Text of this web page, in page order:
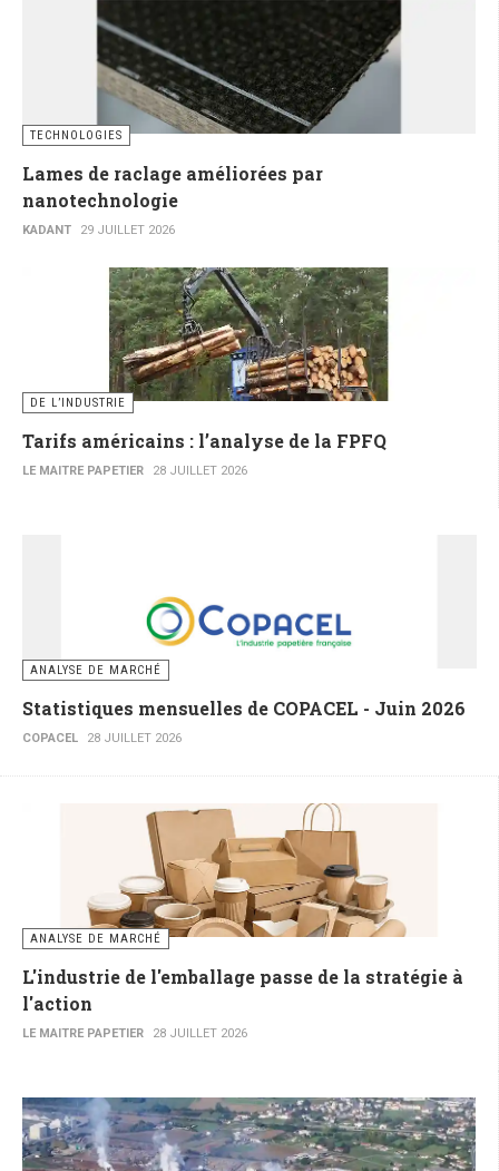
TECHNOLOGIES
Lames de raclage améliorées par
nanotechnologie
KADANT 29 JUILLET 2026
DE L’INDUSTRIE
Tarifs américains : l’analyse de la FPFQ
LE MAITRE PAPETIER 28 JUILLET 2026
ANALYSE DE MARCHÉ
Statistiques mensuelles de COPACEL - Juin 2026
COPACEL 28 JUILLET 2026
ANALYSE DE MARCHÉ
L'industrie de l'emballage passe de la stratégie à
l'action
LE MAITRE PAPETIER 28 JUILLET 2026